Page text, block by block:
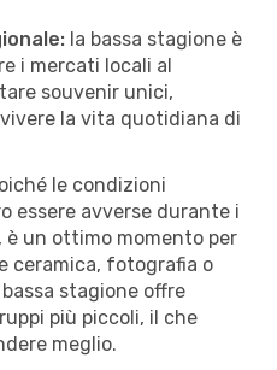
la bassa stagione è
i mercati locali al
souvenir unici,
la vita quotidiana di
le condizioni
essere avverse durante i
è un ottimo momento per
ceramica, fotografia o
stagione offre
più piccoli, il che
meglio.